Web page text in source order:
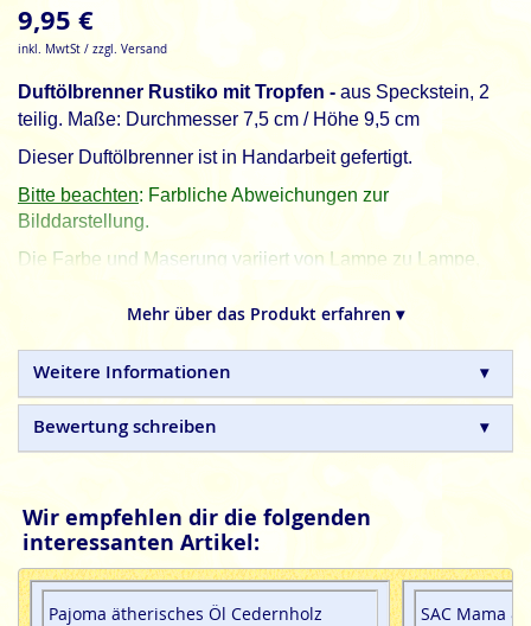
9,95 €
inkl. MwtSt / zzgl. Versand
Duftölbrenner Rustiko mit Tropfen - aus Speckstein, 2
teilig. Maße: Durchmesser 7,5 cm / Höhe 9,5 cm
Dieser Duftölbrenner ist in Handarbeit gefertigt.
Bitte beachten: Farbliche Abweichungen zur
Bilddarstellung.
Die Farbe und Maserung variiert von Lampe zu Lampe,
beige zu grau und somit ist jede Duftlampe ein
Mehr über das Produkt erfahren ▾
Weitere Informationen
Bewertung schreiben
Wir empfehlen dir die folgenden
interessanten Artikel:
Pajoma ätherisches Öl Cedernholz SAC Mama